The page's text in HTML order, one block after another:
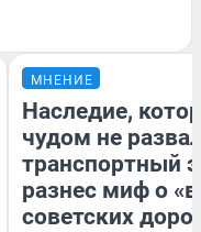
МНЕНИЕ
Наследие,
чудом не
транспортный
разнес миф о
советских